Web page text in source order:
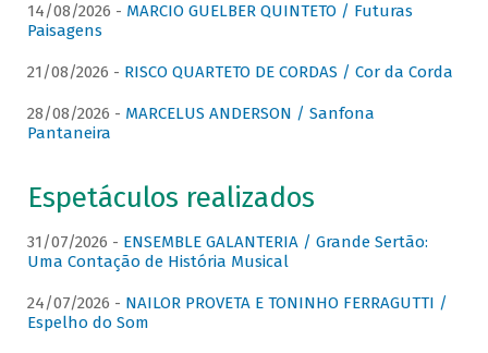
14/08/2026 - MARCIO GUELBER QUINTETO / Futuras
Paisagens
21/08/2026 - RISCO QUARTETO DE CORDAS / Cor da Corda
28/08/2026 - MARCELUS ANDERSON / Sanfona
Pantaneira
Espetáculos realizados
31/07/2026 - ENSEMBLE GALANTERIA / Grande Sertão:
Uma Contação de História Musical
24/07/2026 - NAILOR PROVETA E TONINHO FERRAGUTTI /
Espelho do Som